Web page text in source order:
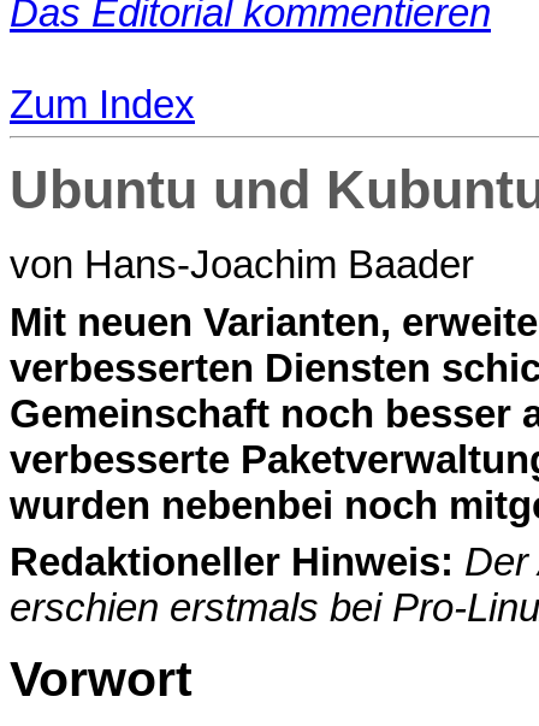
Das Editorial kommentieren
Zum Index
Ubuntu und
von Hans-Joachim Baader
Mit neuen Varianten,
verbesserten Diensten
Gemeinschaft noch besser
verbesserte
wurden nebenbei noch
Redaktioneller Hinweis: Der
erschien erstmals bei Pro-
Vorwort